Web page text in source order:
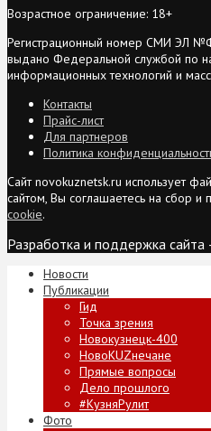
Возрастное ограничение: 18+
Регистрационный номер СМИ ЭЛ
выдано Федеральной службой по
информационных технологий и
Контакты
Прайс-лист
Для партнеров
Политика
Сайт novokuznetsk.ru использует
сайтом, Вы соглашаетесь на сбор
cookie.
Разработка и поддержка сайта
Новости
Публикации
Гид
Точка зрения
Новокузнецк-400
НовоKUZнечане
Прямые вопросы
Дело прошлого
#КузняРулит
Фото